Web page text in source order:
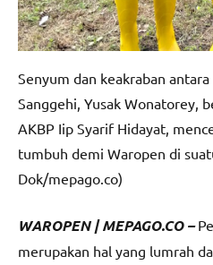
Senyum dan keakraban
Sanggehi, Yusak Wonatorey,
AKBP Iip Syarif Hidayat,
tumbuh demi Waropen di
Dok/mepago.co)
WAROPEN | MEPAGO.CO –
merupakan hal yang lumrah